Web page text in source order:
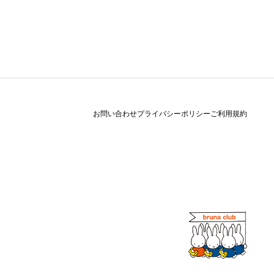
お問い合わせプライバシーポリシーご利用規約